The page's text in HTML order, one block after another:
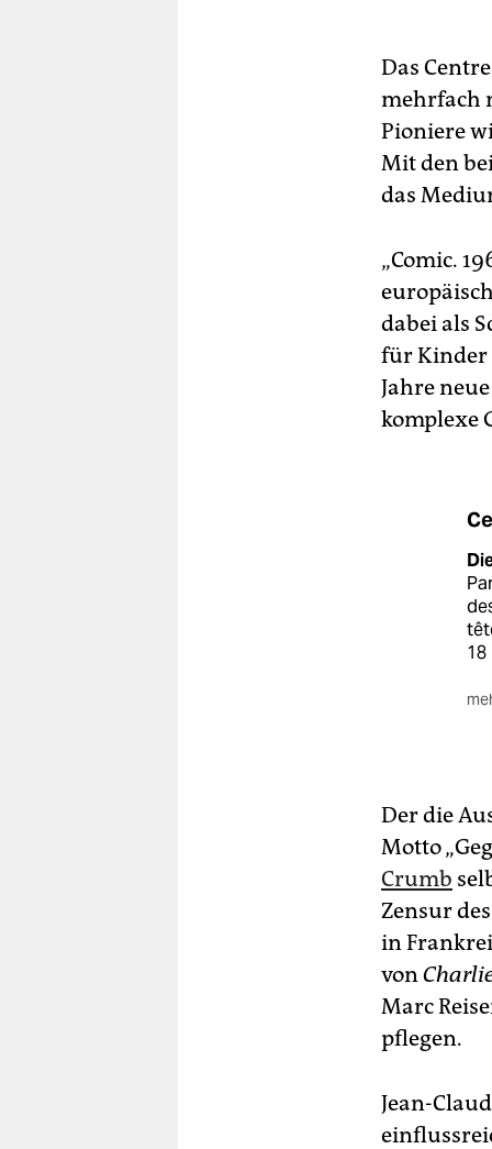
Das
mehrfach
Pioniere
Mit den
das
„Comic.
dabei als
für Kinder
Jahre
komplexe
18
Der die
Motto
Crumb
Zensur
in
von
Marc
pflegen.
Jean-